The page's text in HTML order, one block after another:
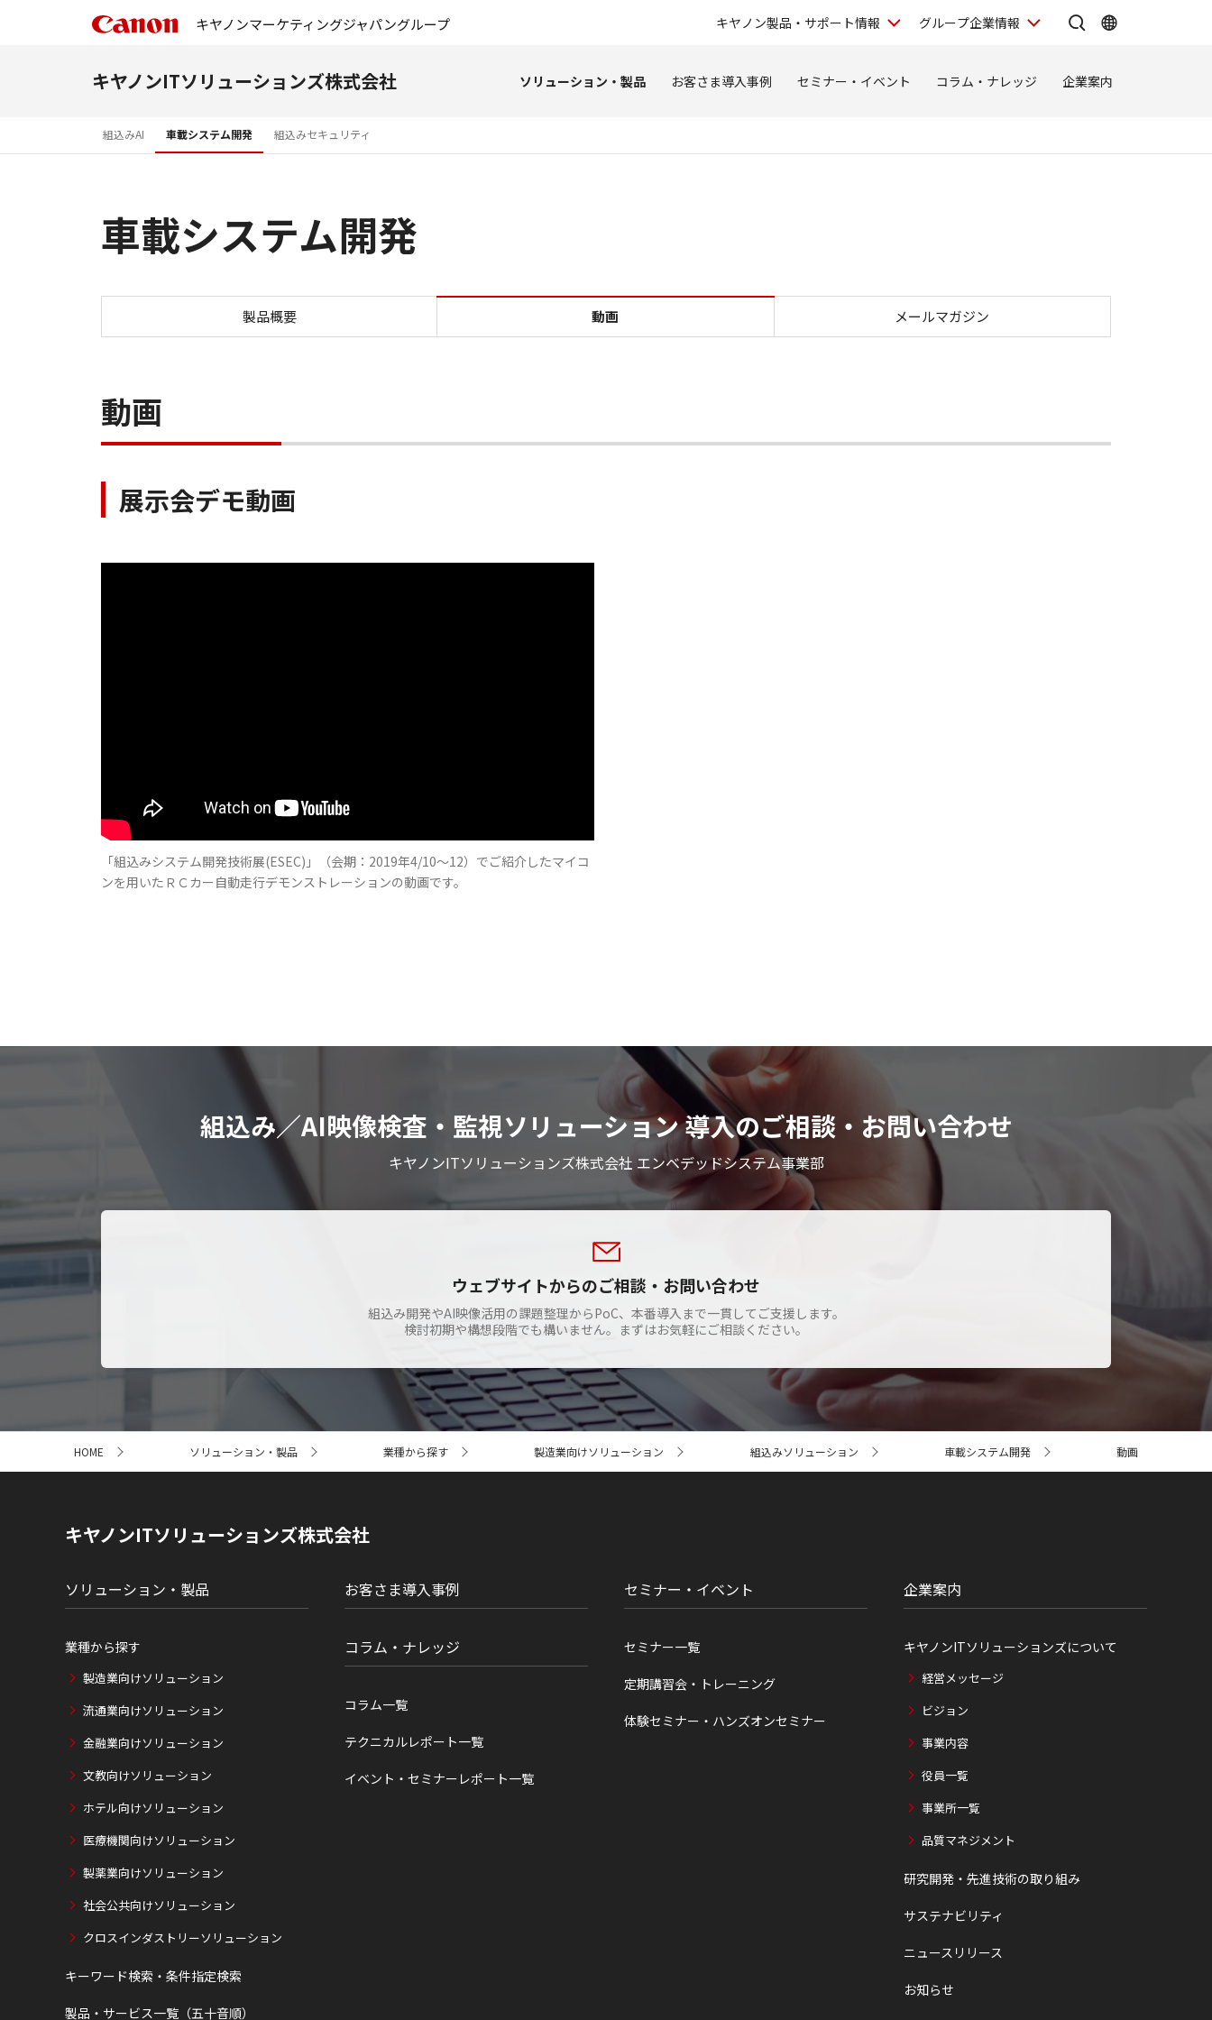
キヤノンマーケティングジャパングループ キヤノン製品・サポート情報 グループ企業情報
キヤノンITソリューションズ株式会社 ソリューション・製品 お客さま導入事例 セミナー・イベント コラム・ナレッジ 企業案内
組込みAI 車載システム開発 組込みセキュリティ
車載システム開発
動画
製品概要 動画 メールマガジン
動画
展示会デモ動画
「組込みシステム開発技術展(ESEC)」（会期：2019年4/10～12）でご紹介したマイコ
ンを用いたＲＣカー自動走行デモンストレーションの動画です。
組込み／AI映像検査・監視ソリューション 導入のご相談・お問い合わせ
キヤノンITソリューションズ株式会社 エンベデッドシステム事業部
ウェブサイトからのご相談・お問い合わせ
組込み開発やAI映像活用の課題整理からPoC、本番導入まで一貫してご支援します。
検討初期や構想段階でも構いません。まずはお気軽にご相談ください。
ト
HOME ソリューション・製品 業種から探す 製造業向けソリューション 組込みソリューション 車載システム開発 動画
キヤノンITソリューションズ株式会社
ソリューション・製品
業種から探す
製造業向けソリューション
流通業向けソリューション
金融業向けソリューション
文教向けソリューション
ホテル向けソリューション
医療機関向けソリューション
製薬業向けソリューション
社会公共向けソリューション
クロスインダストリーソリューション
キーワード検索・条件指定検索
製品・サービス一覧（五十音順）
お客さま導入事例
コラム・ナレッジ
コラム一覧
テクニカルレポート一覧
イベント・セミナーレポート一覧
セミナー・イベント
セミナー一覧
定期講習会・トレーニング
体験セミナー・ハンズオンセミナー
企業案内
キヤノンITソリューションズについて
経営メッセージ
ビジョン
事業内容
役員一覧
事業所一覧
品質マネジメント
研究開発・先進技術の取り組み
サステナビリティ
ニュースリリース
お知らせ